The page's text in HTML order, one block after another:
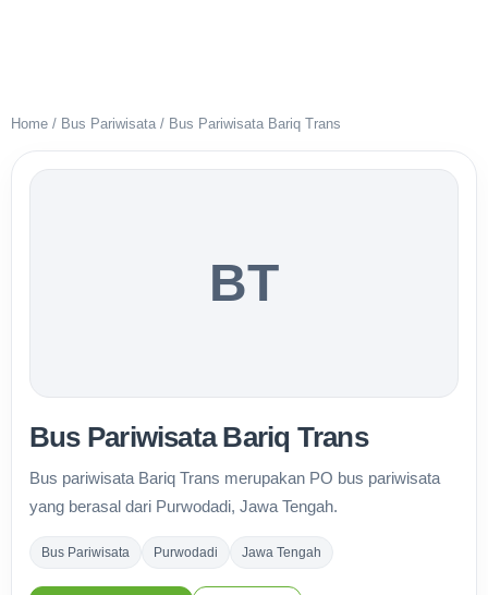
Home / Bus Pariwisata / Bus Pariwisata Bariq Trans
BT
Bus Pariwisata Bariq Trans
Bus pariwisata Bariq Trans merupakan PO bus pariwisata
yang berasal dari Purwodadi, Jawa Tengah.
Bus Pariwisata Purwodadi Jawa Tengah